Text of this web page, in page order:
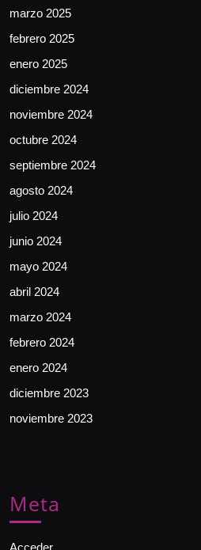
marzo 2025
febrero 2025
enero 2025
diciembre 2024
noviembre 2024
octubre 2024
septiembre 2024
agosto 2024
julio 2024
junio 2024
mayo 2024
abril 2024
marzo 2024
febrero 2024
enero 2024
diciembre 2023
noviembre 2023
Meta